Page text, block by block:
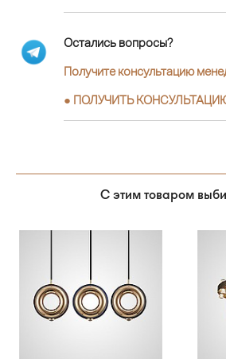
Остались вопросы?
Получите консультацию
● ПОЛУЧИТЬ
С этим товаром